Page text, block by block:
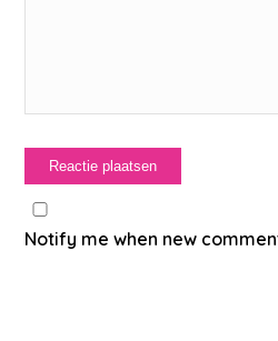
Notify me when new